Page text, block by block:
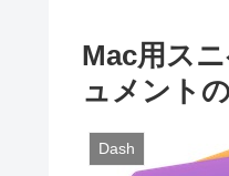
Mac用ス
ュメント
Dash